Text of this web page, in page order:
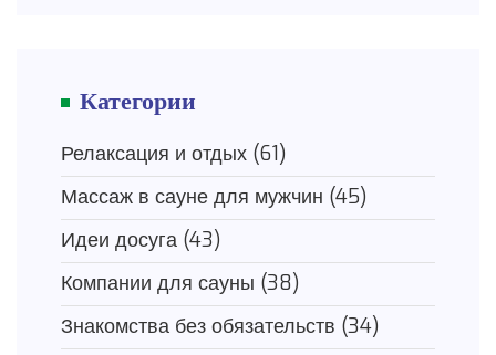
Категории
Релаксация и отдых (61)
Массаж в сауне для мужчин (45)
Идеи досуга (43)
Компании для сауны (38)
Знакомства без обязательств (34)